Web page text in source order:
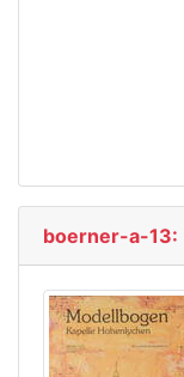
boerner-a-13: